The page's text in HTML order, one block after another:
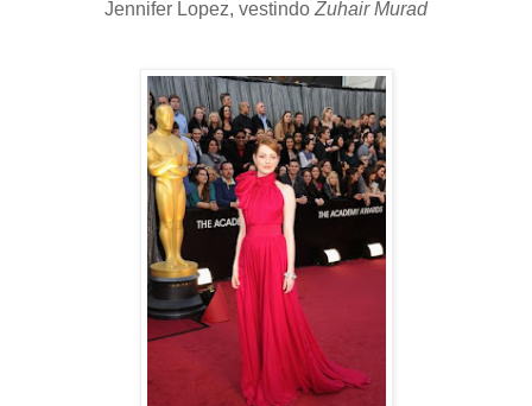
Jennifer Lopez, vestindo Zuhair Murad